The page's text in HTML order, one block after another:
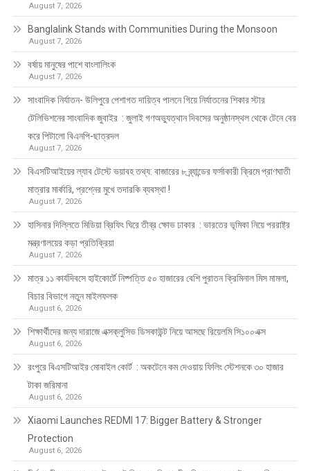
August 7, 2026
Banglalink Stands with Communities During the Monsoon
August 7, 2026
বর্ষায় মানুষের পাশে বাংলালিংক
August 7, 2026
সাংবাদিক নির্যাতন- উলিপুরে পেশাগত দায়িত্ব পালনে গিয়ে নির্যাতনের শিকার স্টার
টেলিভিশনের সাংবাদিক জুবাইর : জুলাই গণঅভ্যুত্থান দিবসের অনুষ্ঠানস্থল থেকে টেনে বের
করে পিটালো বিএনপি-ছাত্রদল
August 7, 2026
বিএসটিআইয়ের ল্যাব টেস্টে ভয়াবহ তথ্য: বাজারের ৮ ব্র্যান্ডের ফর্সাকারী ক্রিমে প্রাণঘাতী
মাত্রার মার্কারি, প্রশ্নের মুখে তদারকি ব্যবস্থা !
August 7, 2026
হাসিনার দিল্লিতে মিডিয়া ব্রিফিং ঘিরে তীব্র ক্ষোভ ঢাকার : ভারতের ভূমিকা নিয়ে পররাষ্ট্র
মন্ত্রণালয়ের কড়া প্রতিক্রিয়া
August 7, 2026
মাত্র ১১ কার্যদিবসে হাইকোর্টে নিষ্পত্তি ৫০ হাজারের বেশি পুরাতন ক্রিমিনাল মিস মামলা,
বিচার বিভাগে নতুন মাইলফলক
August 6, 2026
শিক্ষার্থীদের জন্য দারাজে এক্সক্লুসিভ ডিসকাউন্ট নিয়ে আসছে রিয়েলমি সি১০০এক্স
August 6, 2026
রংপুরে বিএসটিআইর মোবাইল কোর্ট : অকটেনে কম দেওয়ায় ফিলিং স্টেশনকে ৩০ হাজার
টাকা জরিমানা
August 6, 2026
Xiaomi Launches REDMI 17: Bigger Battery & Stronger
Protection
August 6, 2026